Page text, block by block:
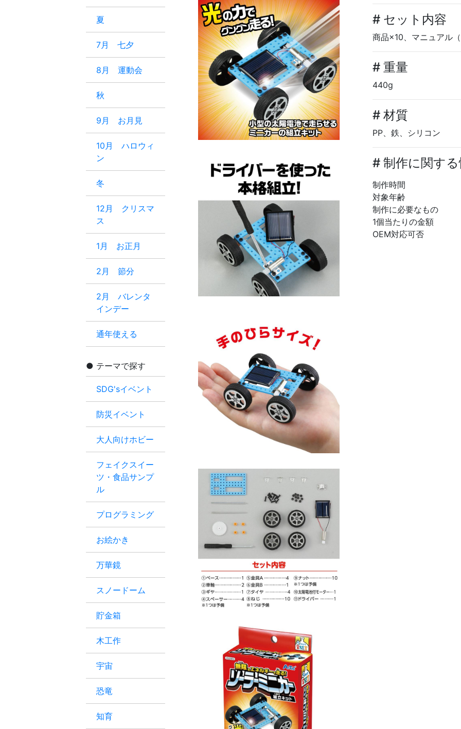
夏
7月 七夕
8月 運動会
秋
9月 お月見
10月 ハロウィ
ン
冬
12月 クリスマ
ス
1月 お正月
2月 節分
2月 バレンタ
インデー
通年使える
テーマで探す
SDG'sイベント
防災イベント
大人向けホビー
フェイクスイー
ツ・食品サンプ
ル
プログラミング
お絵かき
万華鏡
スノードーム
貯金箱
木工作
宇宙
恐竜
知育
# セット内容
商品×10、マニュアル
# 重量
440g
# 材質
PP、鉄、シリコン
# 制作に関する
制作時間
対象年齢
制作に必要なもの
1個当たりの金額
OEM対応可否